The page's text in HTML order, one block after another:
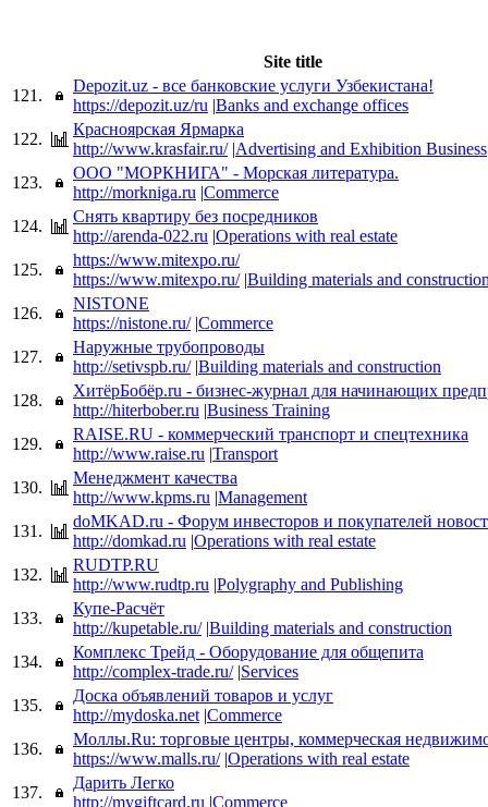
Site title
121.
Depozit.uz - все банковские услуги Узбекистана!
https://depozit.uz/ru |Banks and exchange offices
122.
Красноярская Ярмарка
http://www.krasfair.ru/ |Advertising and Exhibition Business
123.
ООО "МОРКНИГА" - Морская литература.
http://morkniga.ru |Commerce
124.
Снять квартиру без посредников
http://arenda-022.ru |Operations with real estate
125.
https://www.mitexpo.ru/
https://www.mitexpo.ru/ |Building materials and
126.
NISTONE
https://nistone.ru/ |Commerce
127.
Наружные трубопроводы
http://setivspb.ru/ |Building materials and construction
128.
ХитёрБобёр.ru - бизнес-журнал для начинающих
http://hiterbober.ru |Business Training
129.
RAISE.RU - коммерческий транспорт и спецтехника
http://www.raise.ru |Transport
130.
Менеджмент качества
http://www.kpms.ru |Management
131.
doMKAD.ru - Форум инвесторов и покупателей
http://domkad.ru |Operations with real estate
132.
RUDTP.RU
http://www.rudtp.ru |Polygraphy and Publishing
133.
Купе-Расчёт
http://kupetable.ru/ |Building materials and construction
134.
Комплекс Трейд - Оборудование для общепита
http://complex-trade.ru/ |Services
135.
Доска объявлений товаров и услуг
http://mydoska.net |Commerce
136.
Моллы.Ru: торговые центры, коммерческая
https://www.malls.ru/ |Operations with real estate
137.
Дарить Легко
http://mygiftcard.ru |Commerce